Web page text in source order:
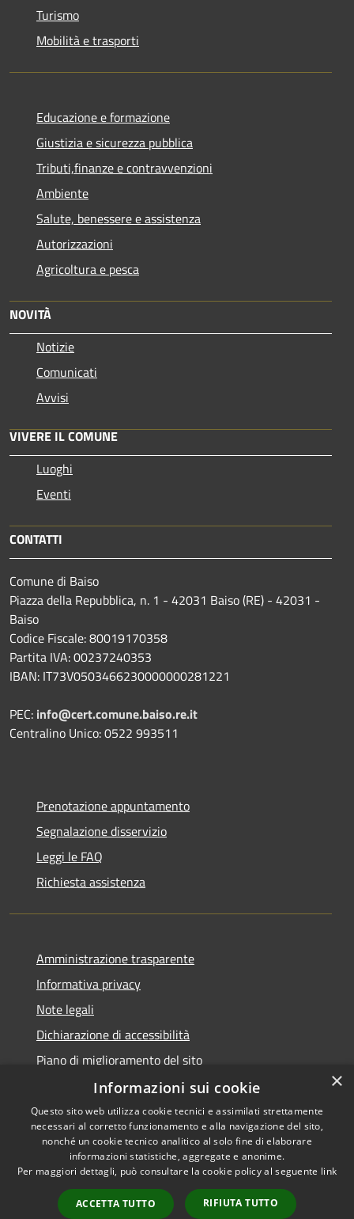
Turismo
Mobilità e trasporti
Educazione e formazione
Giustizia e sicurezza pubblica
Tributi,finanze e contravvenzioni
Ambiente
Salute, benessere e assistenza
Autorizzazioni
Agricoltura e pesca
NOVITÀ
Notizie
Comunicati
Avvisi
VIVERE IL COMUNE
Luoghi
Eventi
CONTATTI
Comune di Baiso
Piazza della Repubblica, n. 1 - 42031 Baiso (RE) - 42031 -
Baiso
Codice Fiscale: 80019170358
Partita IVA: 00237240353
IBAN: IT73V0503466230000000281221
PEC: info@cert.comune.baiso.re.it
Centralino Unico: 0522 993511
Prenotazione appuntamento
Segnalazione disservizio
Leggi le FAQ
Richiesta assistenza
Amministrazione trasparente
Informativa privacy
Note legali
Dichiarazione di accessibilità
Piano di miglioramento del sito
Accessibilità
Privacy
Copyright © 2026 • Comune di
Baiso • Powered by
Municipium•Accesso
redazione
×
Informazioni sui cookie
Questo sito web utilizza cookie tecnici e assimilati strettamente
necessari al corretto funzionamento e alla navigazione del sito,
nonché un cookie tecnico analitico al solo fine di elaborare
informazioni statistiche, aggregate e anonime.
Per maggiori dettagli, può consultare la cookie policy al seguente link
ACCETTA TUTTO RIFIUTA TUTTO